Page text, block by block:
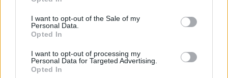
I want to opt-out of the Sale of my
Personal Data.
Opted In
I want to opt-out of processing my
Personal Data for Targeted Advertising.
Opted In
festive φόρεμα για κάθε στυλ και
σωματότυπο. Τα εφαρμοστά φορέματα
τα φορέματα με ζώνη στη μέση προσφέρουν
άνεση και θηλυκότητα. Τα φορέματα με